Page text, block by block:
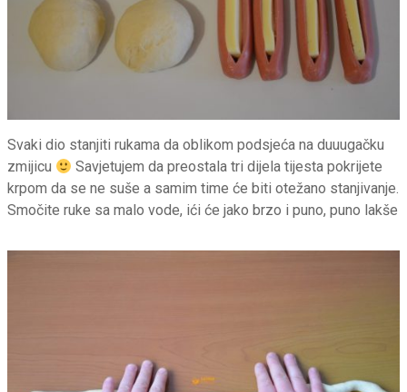
Svaki dio stanjiti rukama da oblikom podsjeća na duuugačku
zmijicu
Savjetujem da preostala tri dijela tijesta pokrijete
krpom da se ne suše a samim time će biti otežano stanjivanje.
Smočite ruke sa malo vode, ići će jako brzo i puno, puno lakše